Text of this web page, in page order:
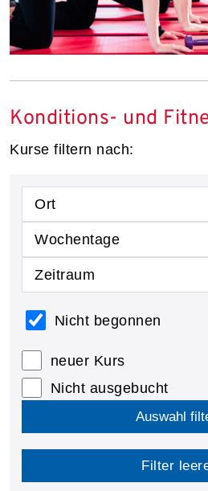
Konditions- und
Kurse filtern nach:
Ort
Wochentage
Zeitraum
Nicht begonnen
neuer Kurs
Nicht ausgebucht
Auswahl
Filter